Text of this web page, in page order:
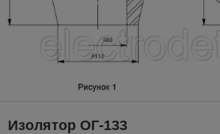
Изолятор ОГ-133